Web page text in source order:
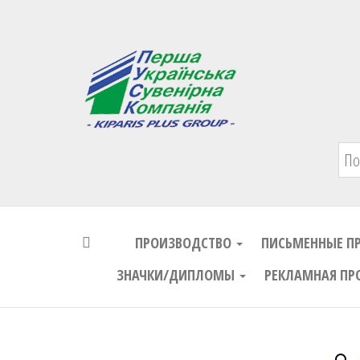
Первая Украинская Сувенирная
ПРОИЗВОДСТВО
ПИСЬМЕННЫЕ
ЗНАЧКИ/ДИПЛОМЫ
РЕКЛАМНАЯ